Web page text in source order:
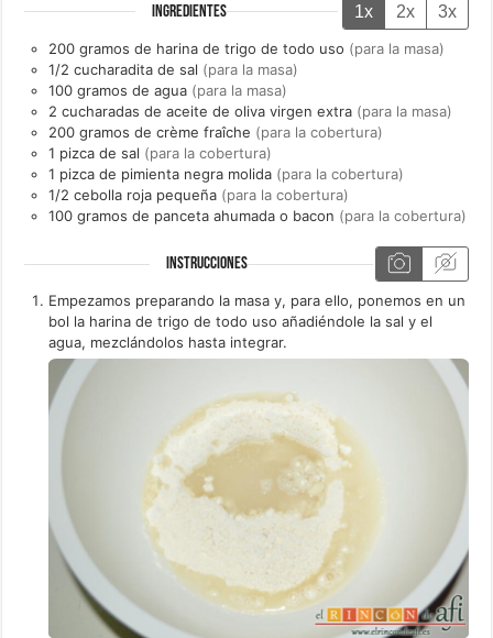
INGREDIENTES 1x 2x 3x
200 gramos de harina de trigo de todo uso (para la masa)
1/2 cucharadita de sal (para la masa)
100 gramos de agua (para la masa)
2 cucharadas de aceite de oliva virgen extra (para la masa)
200 gramos de crème fraîche (para la cobertura)
1 pizca desal (para la cobertura)
1 pizca de pimienta negra molida (para la cobertura)
1/2 cebolla roja pequeña (para la cobertura)
100 gramos de panceta ahumada o bacon (para la cobertura)
INSTRUCCIONES
Empezamos preparando la masa y, para ello, ponemos en un
bol la harina de trigo de todo uso añadiéndole la sal y el
agua, mezclándolos hasta integrar.